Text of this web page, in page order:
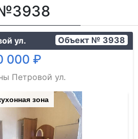
ул. Объект № 3938
000 ₽
Петровой ул.
зона